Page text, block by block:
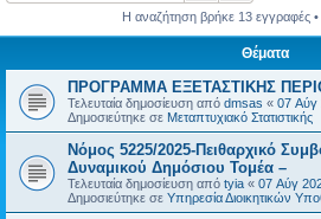
Η αναζήτηση βρήκε 13 εγγραφές •
Θέματα
ΠΡΟΓΡΑΜΜΑ ΕΞΕΤΑΣΤΙΚΗΣ
Τελευταία δημοσίευση από dmsas « 07 Αύγ
Δημοσιεύτηκε σε Μεταπτυχιακό Στατιστικής
Νόμος 5225/2025-Πειθαρχικό
Δυναμικού Δημόσιου Τομέα –
Τελευταία δημοσίευση από tyia « 07 Αύγ
Δημοσιεύτηκε σε Υπηρεσία Διοικητικών